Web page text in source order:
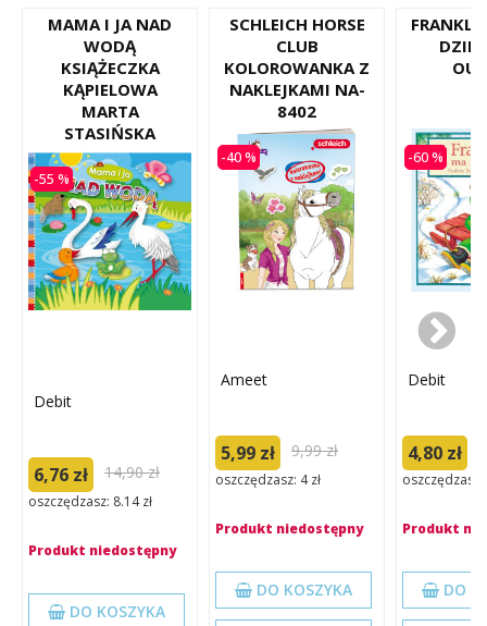
MAMA I JA NAD
WODĄ
KSIĄŻECZKA
KĄPIELOWA
MARTA
STASIŃSKA
-55 %
Debit
6,76 zł 14,90 zł
oszczędzasz: 8.14 zł
Produkt niedostępny
DO KOSZYKA
SCHLEICH HORSE
CLUB
KOLOROWANKA Z
NAKLEJKAMI NA-
8402
-40 %
Ameet
5,99 zł 9,99 zł
oszczędzasz: 4 zł
Produkt niedostępny
DO KOSZYKA
-60 %
Debit
4,80 zł
oszczędzasz:
Produkt
DO